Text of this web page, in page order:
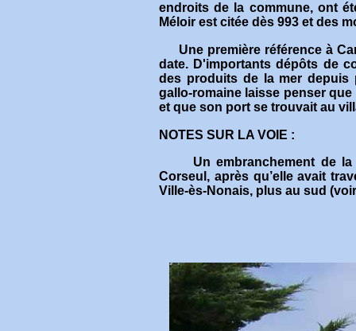
endroits de la commune, ont
Méloir est citée dès 993 et des
Une première référence à
date. D'importants dépôts de
des produits de la mer depuis
gallo-romaine laisse penser
et que son port se trouvait au
NOTES SUR LA VOIE :
Un embranchement de la
Corseul, après qu’elle avait
Ville-ès-Nonais, plus au sud